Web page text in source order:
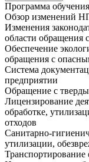
Программа обучения
Обзор изменений
Изменения
области обращения
Обеспечение
обращения с
Система
предприятии
Обращение с
Лицензирование
обработке,
отходов
Санитарно-
утилизации,
Транспортирование